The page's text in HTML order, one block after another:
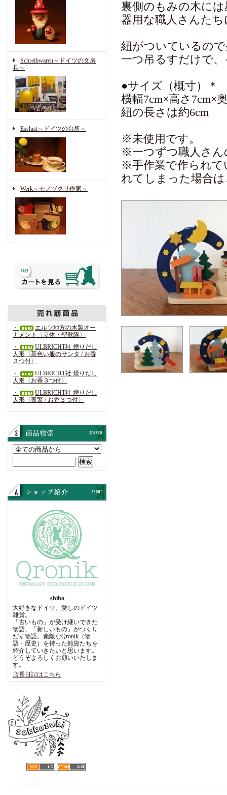
Schreibwaren～ドイツの文房
具～
Esslust～ドイツの台所～
Werk～モノヅクリ作家～
・
エルツ地方の木製オー
ナメント〈立体・聖歌隊〉
・
ULBRICHT社 煙りだし
人形〈茶色い服のサンタ / お香
３つ付〉
・
ULBRICHT社 煙りだし
人形〈お香３つ付〉
・
ULBRICHT社 煙りだし
人形〈夜警 / お香３つ付〉
shiho
大好きなドイツ。愛しのドイツ
雑貨。
「古いもの」が受け継いできた
物語、「新しいもの」がつくり
だす物語。素敵なQronik（物
語・歴史）を持った雑貨たちを
紹介していきたいと思います。
どうぞよろしくお願いいたしま
す。
店長日記はこちら
裏側のもみの木に
器用な職人さんた
紐がついているの
一つ吊るすだけで
●サイズ（概寸）＊
横幅7cm×高さ7cm×
紐の長さは約6cm
※未使用です。
※一つずつ職人さん
※手作業で作られて
れてしまった場合